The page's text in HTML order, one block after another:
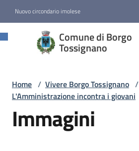
Nuovo circondario imolese
Comune di Borgo
Tossignano
Comune di
Borgo
Home / Vivere Borgo Tossignano /
L'Amministrazione incontra i giovani
Immagini